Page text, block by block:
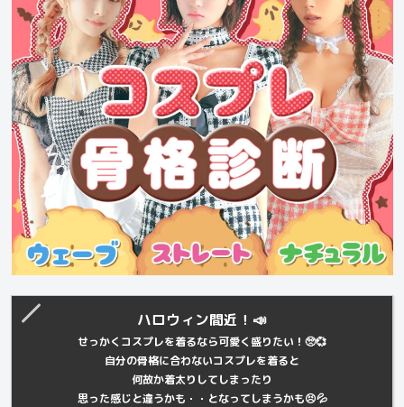
ハロウィン間近！📣
せっかくコスプレを着るなら可愛く盛りたい！🥺💞
自分の骨格に合わないコスプレを着ると
何故か着太りしてしまったり
思った感じと違うかも・・となってしまうかも😣💦